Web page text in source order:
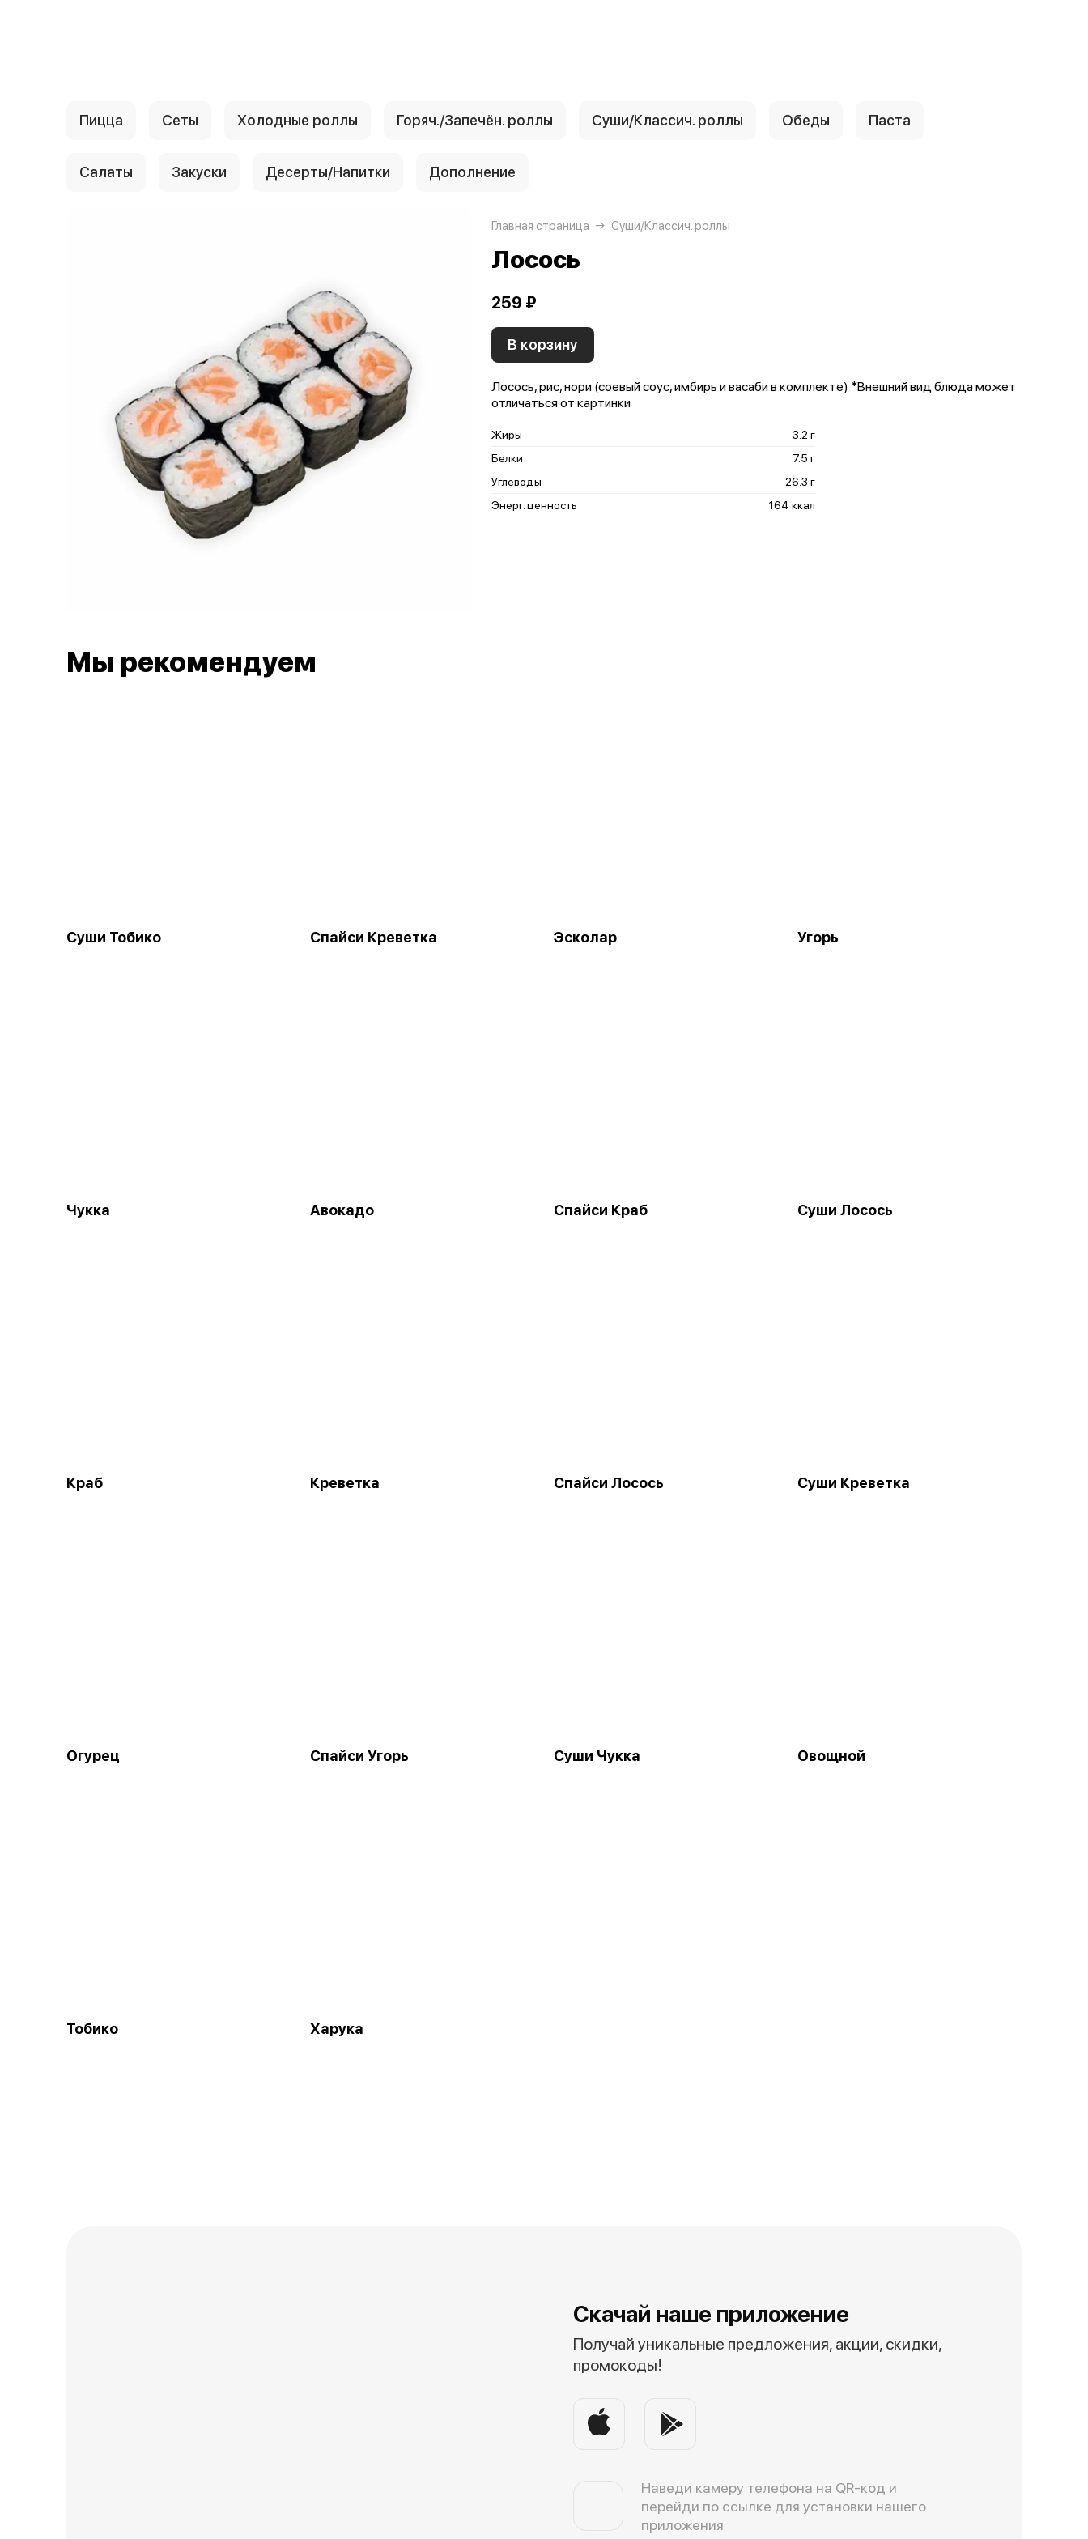
Пицца Сеты Холодные роллы Горяч./Запечён. роллы Суши/Классич. роллы Обеды Паста
Салаты Закуски Десерты/Напитки Дополнение
Главная страница Суши/Классич. роллы
Лосось
259 ₽
В корзину
Лосось, рис, нори (соевый соус, имбирь и васаби в комплекте) *Внешний вид блюда может
отличаться от картинки
Жиры
3.2 г
Белки
7.5 г
Углеводы
26.3 г
Энерг. ценность
164 ккал
Мы рекомендуем
Суши Тобико Спайси Креветка Эсколар Угорь
Чукка Авокадо Спайси Краб Суши Лосось
Краб Креветка Спайси Лосось Суши Креветка
Огурец Спайси Угорь Суши Чукка Овощной
Тобико Харука
Скачай наше приложение
Получай уникальные предложения, акции, скидки,
промокоды!
Наведи камеру телефона на QR-код и
перейди по ссылке для установки нашего
приложения